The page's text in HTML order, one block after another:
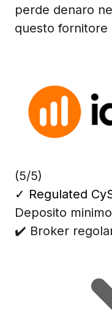
perde denaro
questo fornitore
(5/5)
✓ Regulated
Deposito minimo
✔️ Broker